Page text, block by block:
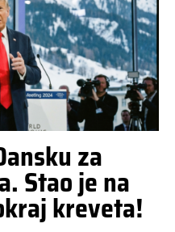
za
Stao je na
kreveta!